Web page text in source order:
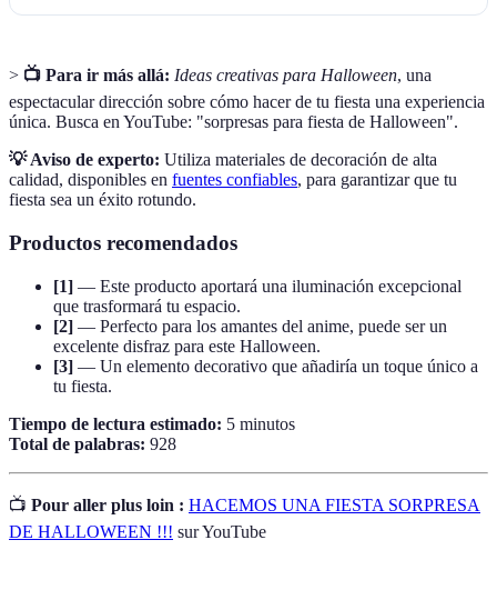
> 📺 Para ir más allá: Ideas creativas para Halloween, una
espectacular dirección sobre cómo hacer de tu fiesta una experiencia
única. Busca en YouTube: "sorpresas para fiesta de Halloween".
💡 Aviso de experto: Utiliza materiales de decoración de alta
calidad, disponibles en fuentes confiables, para garantizar que tu
fiesta sea un éxito rotundo.
Productos recomendados
[1] — Este producto aportará una iluminación excepcional
que trasformará tu espacio.
[2] — Perfecto para los amantes del anime, puede ser un
excelente disfraz para este Halloween.
[3] — Un elemento decorativo que añadiría un toque único a
tu fiesta.
Tiempo de lectura estimado: 5 minutos
Total de palabras: 928
📺 Pour aller plus loin : HACEMOS UNA FIESTA SORPRESA
DE HALLOWEEN !!! sur YouTube